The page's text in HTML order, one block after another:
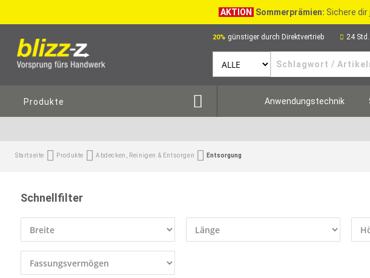
AKTION Sommerprämien: Sichere
20% günstiger durch Direktvertrieb 24
Produkte Anwendungstechnik
Startseite Produkte Abdecken, Reinigen & Entsorgen Entsorgung
Schnellfilter